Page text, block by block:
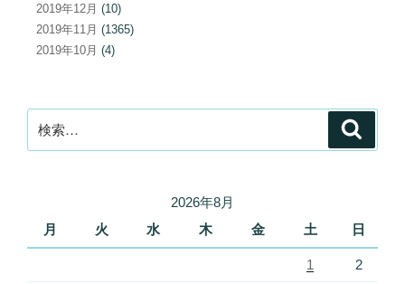
2019年12月 (10)
2019年11月 (1365)
2019年10月 (4)
索:
2026年8月
月
火 水 木 金 土 日
1 2